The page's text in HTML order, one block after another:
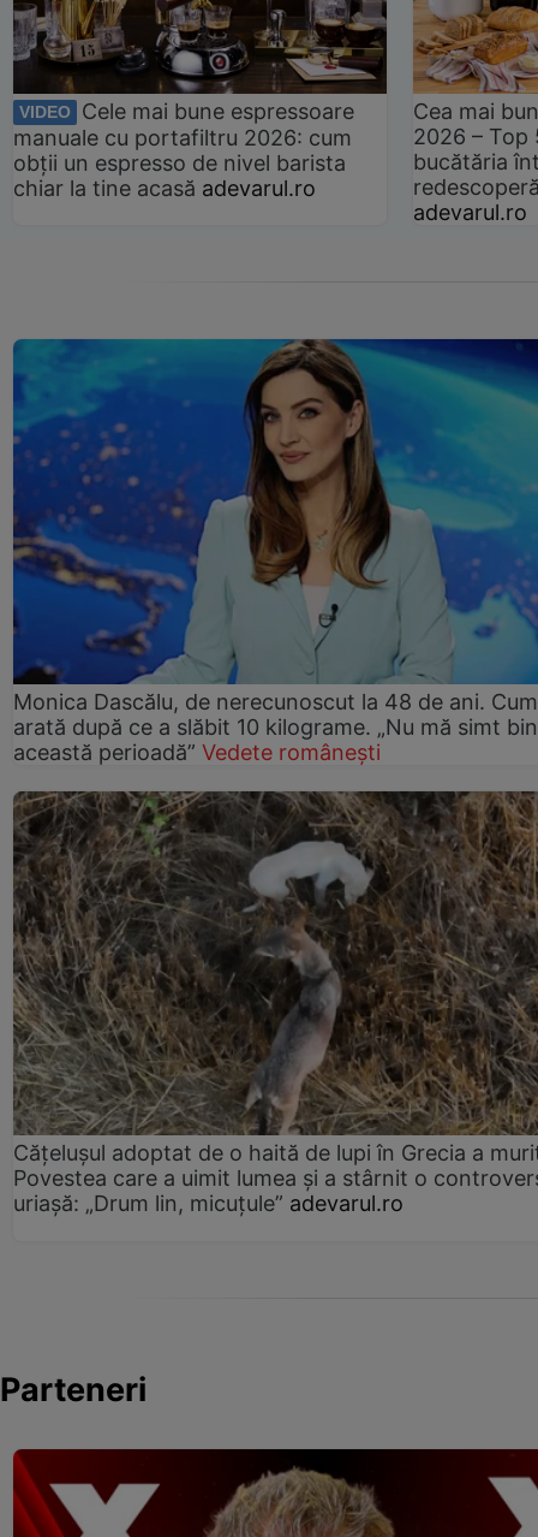
VIDEO
Cele mai bune espressoare
manuale cu portafiltru 2026: cum
obții un espresso de nivel barista
chiar la tine acasă adevarul.ro
Cea mai
2026 –
bucătăria
adevarul.ro
Monica Dascălu, de nerecunoscut la 48 de ani. Cum
arată după ce a slăbit 10 kilograme. „Nu mă simt
această perioadă” Vedete românești
Cățelușul adoptat de o haită de lupi în Grecia a
Povestea care a uimit lumea și a stârnit o
uriașă: „Drum lin, micuțule” adevarul.ro
Parteneri